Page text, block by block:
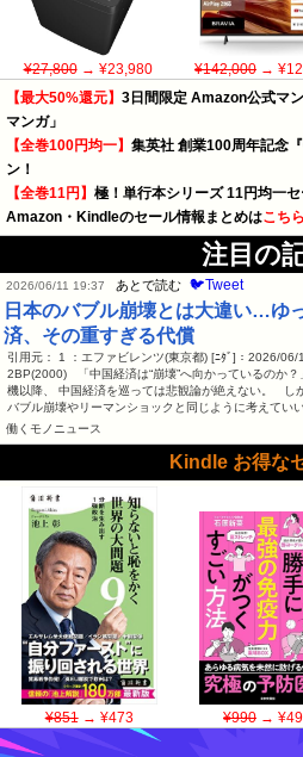
¥27,800→ ¥23,980 ¥142,000 →
【最大50%還元】 3日間限定 Amazon公式マ
マンガ」
【全巻100円均一】 集英社 創業100周年記念
ン！
【全巻11円】 極！単行本シリーズ 11円均一
Amazon・Kindleのセール情報まとめはこちら
注目の
2026/06/11 19:37 あとで読む 🐦Tweet
日本のバブル崩壊とは大違い…ゆ
済、その重すぎる代償
引用元： 1 ：エファビレンツ(東京都) [ﾆﾀﾞ]：2026/
2BP(2000) 「中国経済は“崩壊”へ向かっているのか
機以降、 中国経済を巡っては悲観論が絶えない。 し
バブル崩壊やリーマンショックと同じように考えてい
働くモノニュース
Kindle お得な
¥851→ ¥473 ¥990→